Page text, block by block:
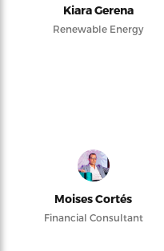
Kiara Gerena
Renewable Energy
Moises Cortés
Financial Consultant